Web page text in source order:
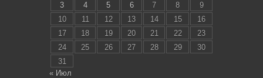
3
4 5 6 7 8
9
10
11 12 13 14 15
16
17
18 19 20 21 22
23
24
25 26 27 28 29
30
31
« Июл